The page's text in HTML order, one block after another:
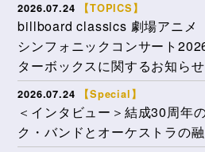
2026.07.24 【TOPICS】
billboard classics 劇場アニメ
シンフォニックコンサート
ターボックスに関するお知らせ
2026.07.24 【Special】
＜インタビュー＞結成30周年
ク・バンドとオーケストラの